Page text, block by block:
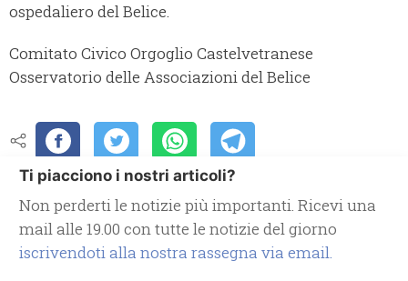
ospedaliero del Belice.
Comitato Civico Orgoglio Castelvetranese
Osservatorio delle Associazioni del Belice
Ti piacciono i nostri articoli?
Non perderti le notizie più importanti. Ricevi una
mail alle 19.00 con tutte le notizie del giorno
iscrivendoti alla nostra rassegna via email.